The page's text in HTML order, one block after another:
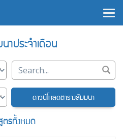
าประจำเดือน
ดาวน์โหลดตารางสัมมนา
รทั้งหมด
×